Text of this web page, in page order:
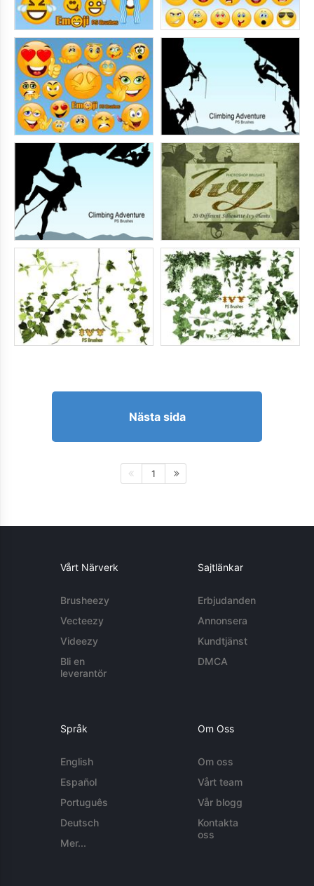
Nästa sida
1
Vårt Närverk
Brusheezy
Vecteezy
Videezy
Bli en
leverantör
Sajtlänkar
Erbjudanden
Annonsera
Kundtjänst
DMCA
Språk
English
Español
Português
Deutsch
Mer...
Om Oss
Om oss
Vårt team
Vår blogg
Kontakta
oss